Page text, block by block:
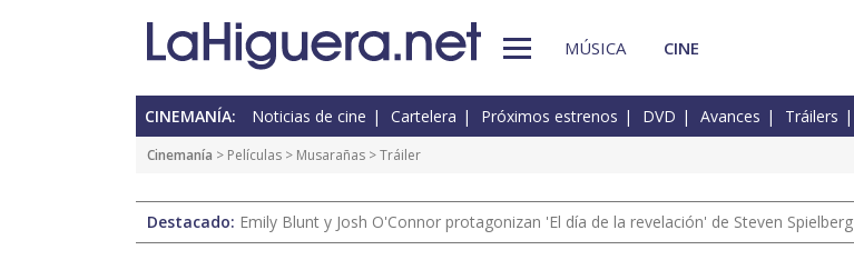
MÚSICA CINE
CINEMANÍA: Noticias de cine Cartelera Próximos estrenos DVD Avances Tráilers
Cinemanía > Películas > Musarañas > Tráiler
Destacado: Emily Blunt y Josh O'Connor protagonizan 'El día de la revelación' de Steven Spielberg